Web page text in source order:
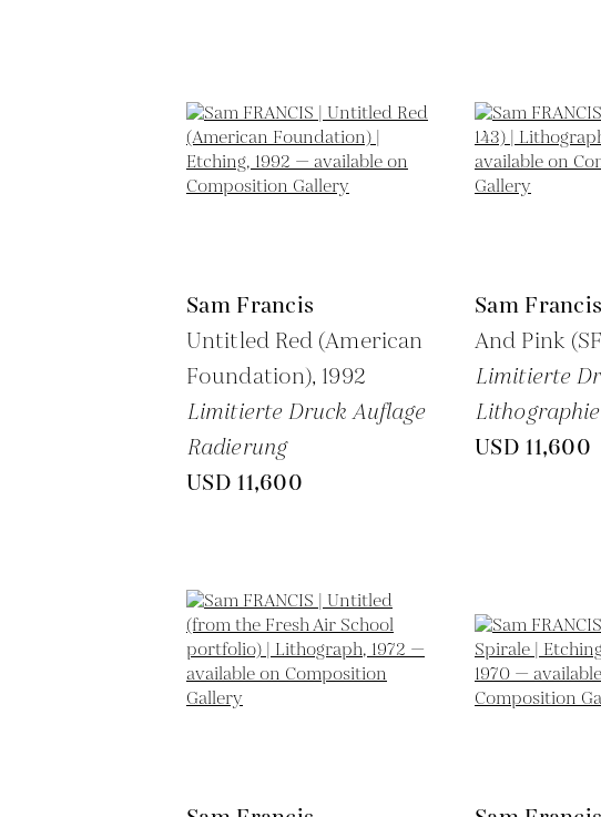
Sam Francis
Untitled Red (American
Foundation), 1992
Limitierte Druck Auflage
Radierung
USD 11,600
Sam Francis
And Pink
Limitierte
Lithographie
USD 11,600